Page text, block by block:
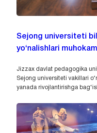
Sejong universiteti
yo‘nalishlari
Jizzax davlat pedagogika
Sejong universiteti vakillari
yanada rivojlantirishga